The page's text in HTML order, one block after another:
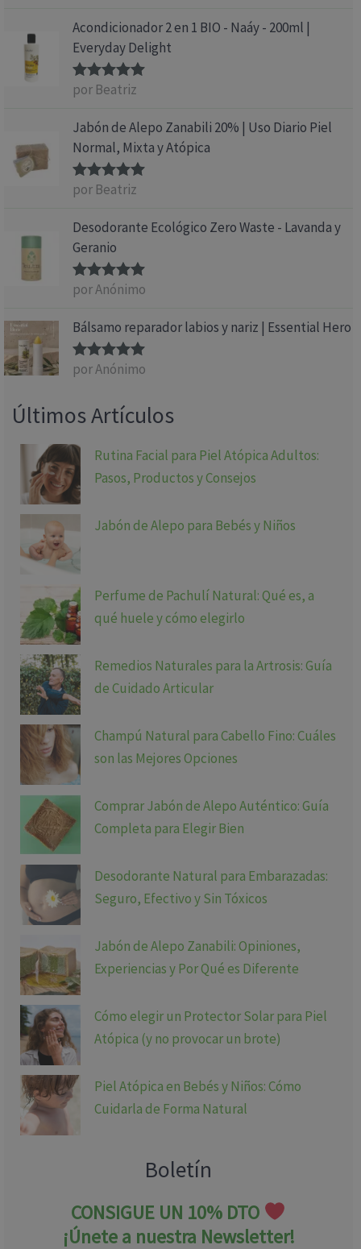
Acondicionador 2 en 1 BIO - Naáy - 200ml |
Everyday Delight
Valorado
por Beatriz
Jabón de Alepo Zanabili 20% | Uso Diario Piel
Normal, Mixta y Atópica
Valorado
por Beatriz
Desodorante Ecológico Zero Waste - Lavanda y
Geranio
Valorado
por Anónimo
Bálsamo reparador labios y nariz | Essential Hero
Valorado
por Anónimo
Últimos Artículos
Rutina Facial para Piel Atópica Adultos:
Pasos, Productos y Consejos
Jabón de Alepo para Bebés y Niños
Perfume de Pachulí Natural: Qué es, a
qué huele y cómo elegirlo
Remedios Naturales para la Artrosis: Guía
de Cuidado Articular
Champú Natural para Cabello Fino: Cuáles
son las Mejores Opciones
Comprar Jabón de Alepo Auténtico: Guía
Completa para Elegir Bien
Desodorante Natural para Embarazadas:
Seguro, Efectivo y Sin Tóxicos
Jabón de Alepo Zanabili: Opiniones,
Experiencias y Por Qué es Diferente
Cómo elegir un Protector Solar para Piel
Atópica (y no provocar un brote)
Piel Atópica en Bebés y Niños: Cómo
Cuidarla de Forma Natural
Boletín
CONSIGUE UN 10% DTO
¡Únete a nuestra Newsletter!